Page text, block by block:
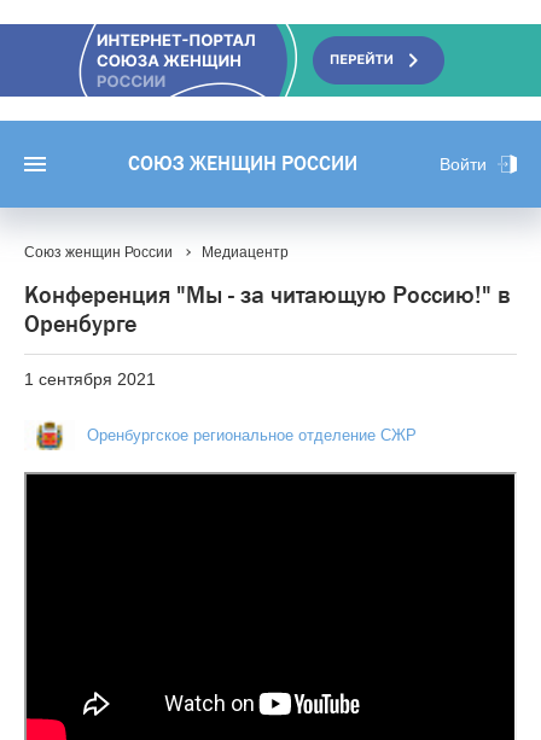
СОЮЗ ЖЕНЩИН РОССИИ Войти
Союз женщин России Медиацентр
Конференция "Мы - за читающую Россию!" в
Оренбурге
1 сентября 2021
Оренбургское региональное отделение СЖР